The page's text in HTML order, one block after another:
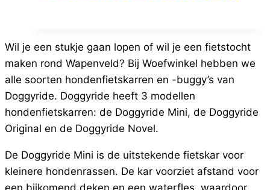
Wil je een stukje gaan lopen of wil je een fietstocht
maken rond Wapenveld? Bij Woefwinkel hebben we
alle soorten hondenfietskarren en -buggy’s van
Doggyride. Doggyride heeft 3 modellen
hondenfietskarren: de Doggyride Mini, de Doggyride
Original en de Doggyride Novel.
De Doggyride Mini is de uitstekende fietskar voor
kleinere hondenrassen. De kar voorziet afstand voor